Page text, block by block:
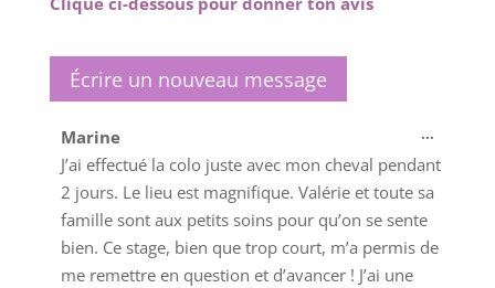
Marine
J’ai effectué la colo juste avec mon cheval pendant
2 jours. Le lieu est magnifique. Valérie et toute sa
famille sont aux petits soins pour qu’on se sente
bien. Ce stage, bien que trop court, m’a permis de
me remettre en question et d’avancer ! J’ai une
...
boîte